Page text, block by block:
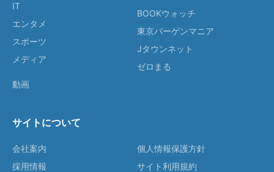
IT
エンタメ
スポーツ
メディア
動画
BOOKウォッチ
東京バーゲンマニア
Jタウンネット
ゼロまる
サイトについて
会社案内
採用情報
個人情報保護方針
サイト利用規約